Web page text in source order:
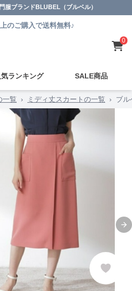
服ブランドBLUBEL（ブルベル）
のご購入で送料無料♪
0
気ランキング SALE商品
一覧 › ミディ丈スカートの一覧 › ブル